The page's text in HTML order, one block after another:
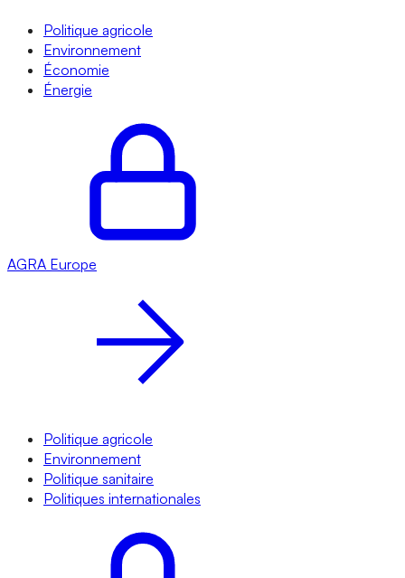
Politique agricole
Environnement
Économie
Énergie
AGRA Europe
Politique agricole
Environnement
Politique sanitaire
Politiques internationales